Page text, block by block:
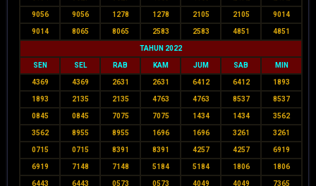
9056 9056 1278 1278 2105 2105 9014
9014 8065 8065 2583 2583 4851 4851
TAHUN 2022
SEN SEL RAB KAM JUM SAB MIN
4369 4369 2631 2631 6412 6412 1893
1893 2135 2135 4763 4763 8537 8537
0845 0845 7075 7075 1434 1434 3562
3562 8955 8955 1696 1696 3261 3261
0715 0715 8391 8391 4257 4257 6919
6919 7148 7148 5184 5184 1806 1806
6443 6443 0573 0573 4049 4049 7365